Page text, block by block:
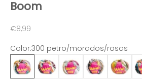
Boom
Precio de oferta
€8,99
Color:300 petro/morados/rosas
300 petro/morados/rosas
301 tostados/azules/rojo
302 pasteles/morado/
303 tostados/
304